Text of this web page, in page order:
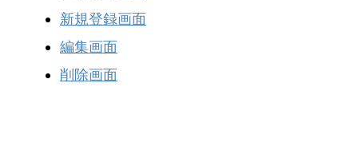
新規登録画面
編集画面
削除画面